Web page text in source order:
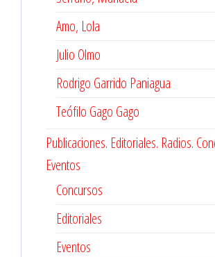
Amo, Lola
Julio Olmo
Rodrigo Garrido Paniagua
Teófilo Gago Gago
Publicaciones. Editoriales. Radios.
Eventos
Concursos
Editoriales
Eventos